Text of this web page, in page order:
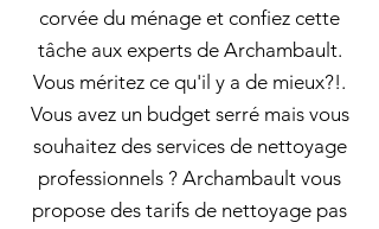
corvée du ménage et confiez cette
tâche aux experts de Archambault.
Vous méritez ce qu'il y a de mieux?!.
Vous avez un budget serré mais vous
souhaitez des services de nettoyage
professionnels ? Archambault vous
propose des tarifs de nettoyage pas